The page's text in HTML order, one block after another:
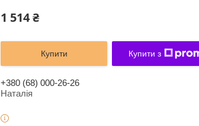
1 514 ₴
Купити Купити з
+380 (68) 000-26-26
Наталія